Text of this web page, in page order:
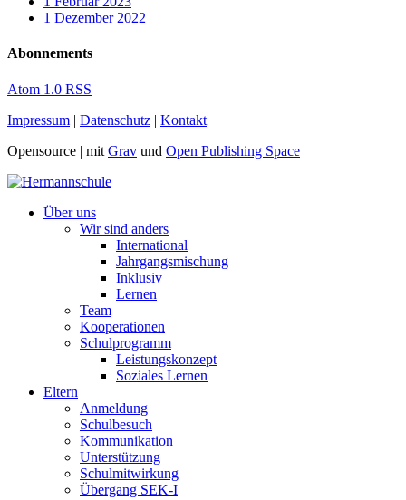
1 Dezember 2022
Abonnements
Atom 1.0 RSS
Impressum | Datenschutz | Kontakt
Opensource | mit Grav und Open Publishing Space
Über uns
Wir sind anders
International
Jahrgangsmischung
Inklusiv
Lernen
Team
Kooperationen
Schulprogramm
Leistungskonzept
Soziales Lernen
Eltern
Anmeldung
Schulbesuch
Kommunikation
Unterstützung
Schulmitwirkung
Übergang SEK-I